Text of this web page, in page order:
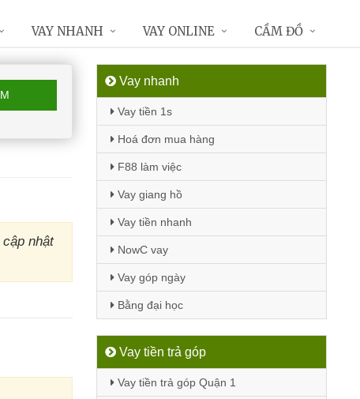
nhật
Vay nhanh
Vay tiền 1s
Hoá đơn mua hàng
F88 làm việc
Vay giang hồ
Vay tiền nhanh
NowC vay
Vay góp ngày
Bằng đại học
Vay tiền trả góp
Vay tiền trả góp Quận 1
VAY NHANH VAY ONLINE CẦM ĐỒ